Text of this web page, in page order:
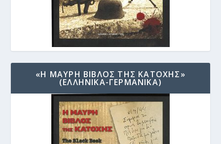
«Η ΜΑΥΡΗ ΒΙΒΛΟΣ ΤΗΣ ΚΑΤΟΧΗΣ»
(ΕΛΛΗΝΙΚΑ-ΓΕΡΜΑΝΙΚΑ)